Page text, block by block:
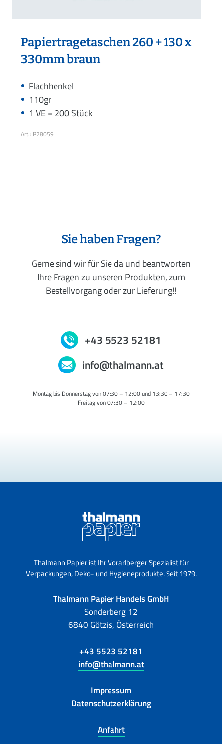
Papiertragetaschen 260 + 130 x
330mm braun
Flachhenkel
110gr
1 VE = 200 Stück
Art.: P28059
Sie haben Fragen?
Gerne sind wir für Sie da und beantworten
Ihre Fragen zu unseren Produkten, zum
Bestellvorgang oder zur Lieferung!!
+43 5523 52181
info@thalmann.at
Montag bis Donnerstag von 07:30 – 12:00 und 13:30 – 17:30
Freitag von 07:30 – 12:00
Thalmann Papier ist Ihr Vorarlberger Spezialist für
Verpackungen, Deko- und Hygieneprodukte. Seit 1979.
Thalmann Papier Handels GmbH
Sonderberg 12
6840 Götzis, Österreich
+43 5523 52181
info@thalmann.at
Impressum
Datenschutzerklärung
Anfahrt